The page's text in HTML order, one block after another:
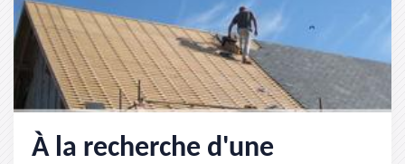
À la recherche d'une